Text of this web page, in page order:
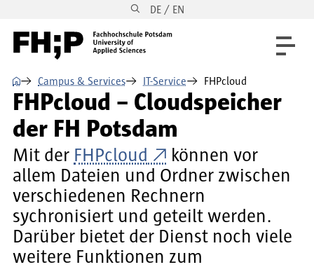
Direkt zur Hauptnavigation DE / EN
⌂ Campus & Services IT-Service FHPcloud
FHPcloud – Cloudspeicher
der FH Potsdam
Mit der FHPcloud
können vor
allem Dateien und Ordner zwischen
verschiedenen Rechnern
sychronisiert und geteilt werden.
Darüber bietet der Dienst noch viele
weitere Funktionen zum